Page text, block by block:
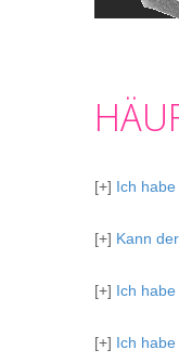
[+] Ich
[+] Kann
[+] Ich
[+] Ich